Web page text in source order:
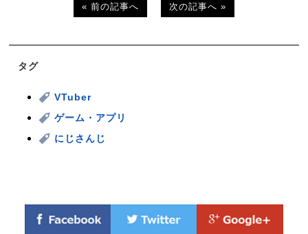
« 前の記事へ 次の記事へ »
タグ
VTuber
ゲーム・アプリ
にじさんじ